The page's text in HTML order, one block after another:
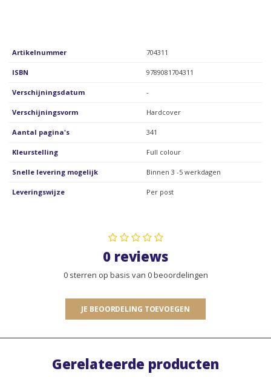
Artikelnummer 704311
ISBN 9789081704311
Verschijningsdatum -
Verschijningsvorm Hardcover
Aantal pagina's 341
Kleurstelling Full colour
Snelle levering mogelijk Binnen 3 -5 werkdagen
Leveringswijze Per post
0 reviews
0 sterren op basis van 0 beoordelingen
JE BEOORDELING TOEVOEGEN
Gerelateerde producten